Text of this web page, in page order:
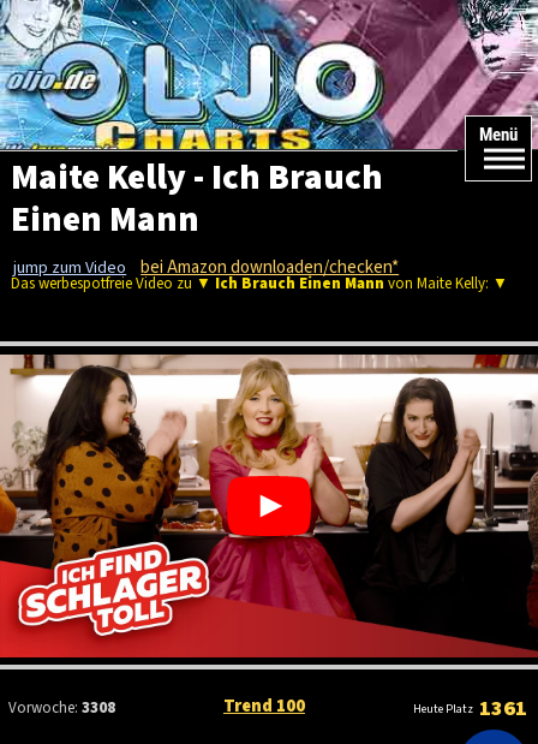
Menü
Maite Kelly - Ich Brauch
Einen Mann
jump zum Video bei Amazon downloaden/checken*
Das werbespotfreie Video zu ▼ Ich Brauch Einen Mann von Maite Kelly: ▼
Vorwoche: 3308 Trend 100 Heute Platz 1361